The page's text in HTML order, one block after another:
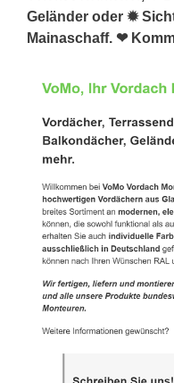
Geländer oder ✹
Mainaschaff. ❤